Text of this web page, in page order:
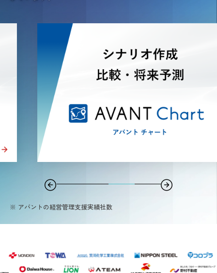
※ アバントの経営管理支援実績社数